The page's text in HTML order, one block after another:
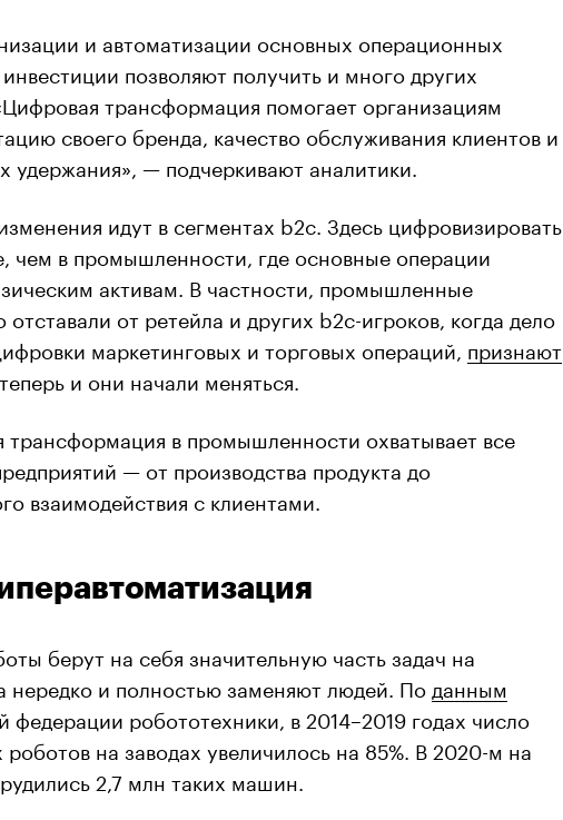
и автоматизации основных операционных
позволяют получить и много других
трансформация помогает организациям
своего бренда, качество обслуживания клиентов и
удержания», — подчеркивают аналитики.
идут в сегментах b2c. Здесь цифровизировать
чем в промышленности, где основные операции
активам. В частности, промышленные
от ретейла и других b2c-игроков, когда дело
маркетинговых и торговых операций, признают
и они начали меняться.
трансформация в промышленности охватывает все
— от производства продукта до
взаимодействия с клиентами.
берут на себя значительную часть задач на
нередко и полностью заменяют людей. По данным
робототехники, в 2014–2019 годах число
на заводах увеличилось на 85%. В 2020-м на
2,7 млн таких машин.